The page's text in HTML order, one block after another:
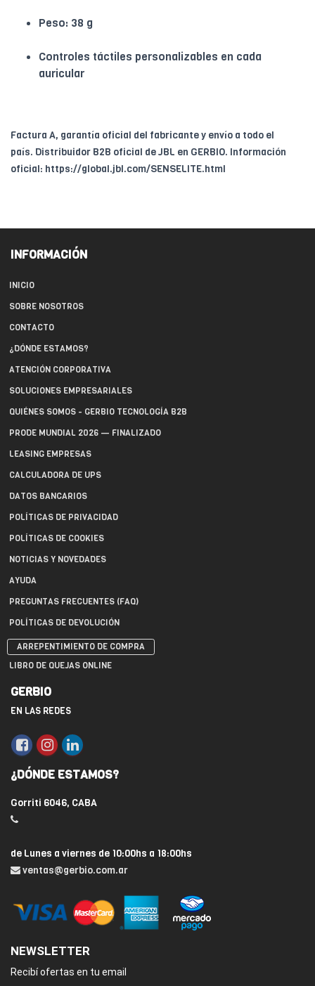
Peso: 38 g
Controles táctiles personalizables en cada
auricular
Factura A, garantía oficial del fabricante y envío a todo el
país. Distribuidor B2B oficial de JBL en GERBIO. Información
oficial: https://global.jbl.com/SENSELITE.html
INFORMACIÓN
INICIO
SOBRE NOSOTROS
CONTACTO
¿DÓNDE ESTAMOS?
ATENCIÓN CORPORATIVA
SOLUCIONES EMPRESARIALES
QUIÉNES SOMOS - GERBIO TECNOLOGÍA B2B
PRODE MUNDIAL 2026 — FINALIZADO
LEASING EMPRESAS
CALCULADORA DE UPS
DATOS BANCARIOS
POLÍTICAS DE PRIVACIDAD
POLÍTICAS DE COOKIES
NOTICIAS Y NOVEDADES
AYUDA
PREGUNTAS FRECUENTES (FAQ)
POLÍTICAS DE DEVOLUCIÓN
ARREPENTIMIENTO DE COMPRA
LIBRO DE QUEJAS ONLINE
GERBIO
EN LAS REDES
¿DÓNDE ESTAMOS?
Gorriti 6046, CABA
de Lunes a viernes de 10:00hs a 18:00hs
ventas@gerbio.com.ar
NEWSLETTER
Recibí ofertas en tu email